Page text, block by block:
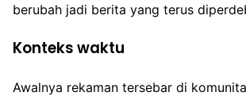
berubah jadi berita yang terus
Konteks waktu
Awalnya rekaman tersebar di